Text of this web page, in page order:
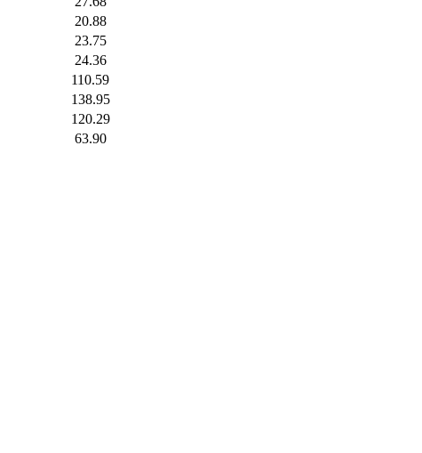
20.88
23.75
24.36
110.59
138.95
120.29
63.90